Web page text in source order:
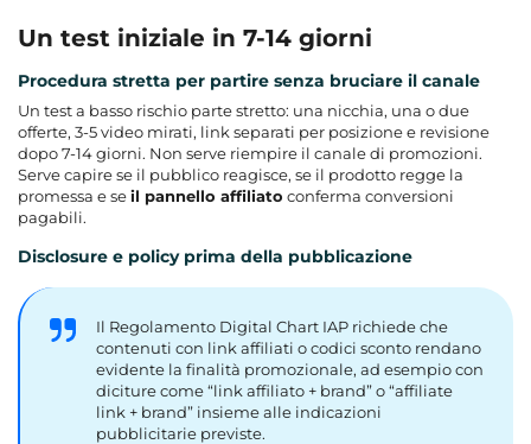
Un test iniziale in 7-14 giorni
Procedura stretta per partire senza bruciare il canale
Un test a basso rischio parte stretto: una nicchia, una o due
offerte, 3-5 video mirati, link separati per posizione e revisione
dopo 7-14 giorni. Non serve riempire il canale di promozioni.
Serve capire se il pubblico reagisce, se il prodotto regge la
promessa e seil pannello affiliato conferma conversioni
pagabili.
Disclosure e policy prima della pubblicazione
Il Regolamento Digital Chart IAP richiede che
contenuti con link affiliati o codici sconto rendano
evidente la finalità promozionale, ad esempio con
diciture come “link affiliato + brand” o “affiliate
link + brand” insieme alle indicazioni
pubblicitarie previste.